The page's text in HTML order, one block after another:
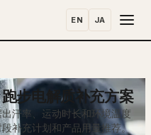
EN JA
步电解质补充方案
汗率、运动时长和环境温度
补充计划和产品用量推荐。